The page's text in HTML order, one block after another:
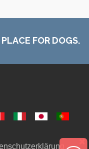
FOR DOGS.